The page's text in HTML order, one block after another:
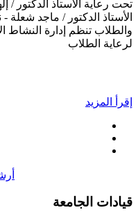
تحت رعاية الأستاذ الدكتور /
الأستاذ الدكتور / ماجد شعلة
والطلاب تنظم إدارة النشاط
لرعاية الطلاب
إقرأ المزيد
قيادات الجامعة